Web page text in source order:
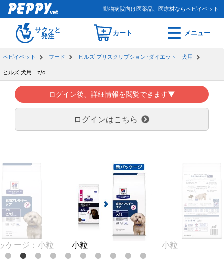
動物病院向け医薬品、医療材ならペピイベット
サクッと
発注
カート メニュー
ペピイベット フード ヒルズ プリスクリプション･ダイエット 犬用
ヒルズ 犬用 z/d
ログイン後、詳細情報を閲覧できます▼
ログインはこちら
：小粒 小粒